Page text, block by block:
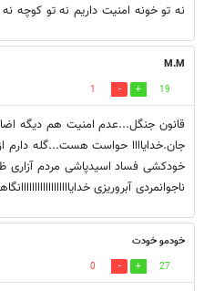
نه تو خونه امنیت داریم نه تو کوچه نه
M.M
19
1
قانون جنگل...عدم امنیت هم دیگه
جان.خدایاااا حواست هست..‌.گله دارم
خودکشی فساد اسیدپاشی مردم آزاری
ناجوانمردی آبروریزی
خودمو خودت
27
0